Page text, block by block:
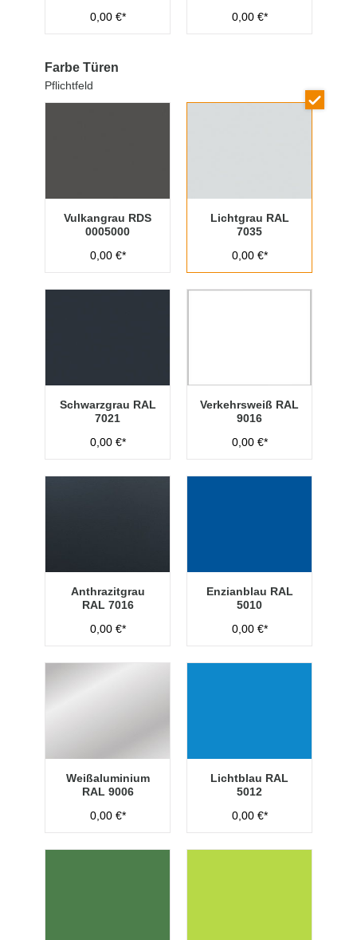
0,00 €*
0,00 €*
Farbe Türen
Pflichtfeld
Vulkangrau RDS
0005000
0,00 €*
Lichtgrau RAL
7035
0,00 €*
Schwarzgrau RAL
7021
0,00 €*
Verkehrsweiß RAL
9016
0,00 €*
Anthrazitgrau
RAL 7016
0,00 €*
Enzianblau RAL
5010
0,00 €*
Weißaluminium
RAL 9006
0,00 €*
Lichtblau RAL
5012
0,00 €*